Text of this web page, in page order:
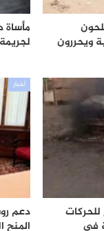
ويحررون
في
أخبار
دعم
المنح